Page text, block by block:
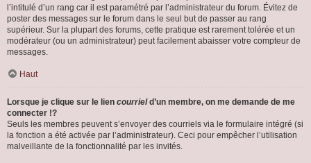
l’intitulé d’un rang car il est paramétré par l’administrateur du forum. Évitez de
poster des messages sur le forum dans le seul but de passer au rang
supérieur. Sur la plupart des forums, cette pratique est rarement tolérée et un
modérateur (ou un administrateur) peut facilement abaisser votre compteur de
messages.
Haut
Lorsque je clique sur le lien courrield’un membre, on me demande de me
connecter !?
Seuls les membres peuvent s’envoyer des courriels via le formulaire intégré (si
la fonction a été activée par l’administrateur). Ceci pour empêcher l’utilisation
malveillante de la fonctionnalité par les invités.